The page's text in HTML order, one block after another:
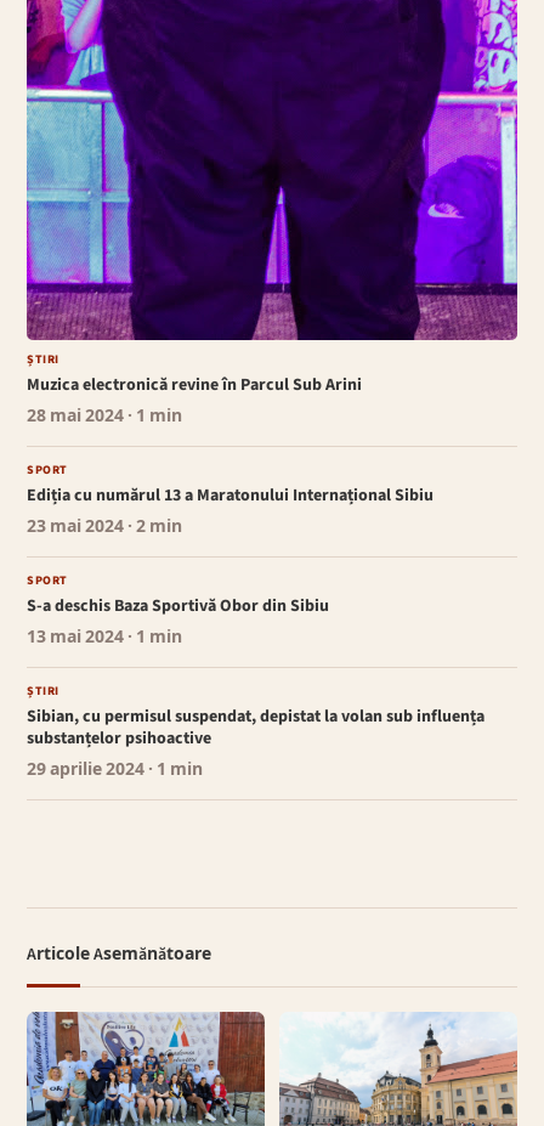
ȘTIRI
Muzica electronică revine în Parcul Sub Arini
28 mai 2024 · 1 min
SPORT
Ediția cu numărul 13 a Maratonului Internațional Sibiu
23 mai 2024 · 2 min
SPORT
S-a deschis Baza Sportivă Obor din Sibiu
13 mai 2024 · 1 min
ȘTIRI
Sibian, cu permisul suspendat, depistat la volan sub influența
substanțelor psihoactive
29 aprilie 2024 · 1 min
Articole Asemănătoare